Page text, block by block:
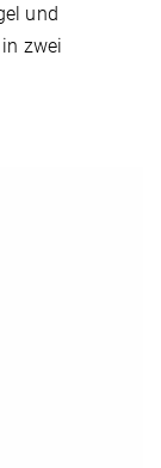
und
zwei